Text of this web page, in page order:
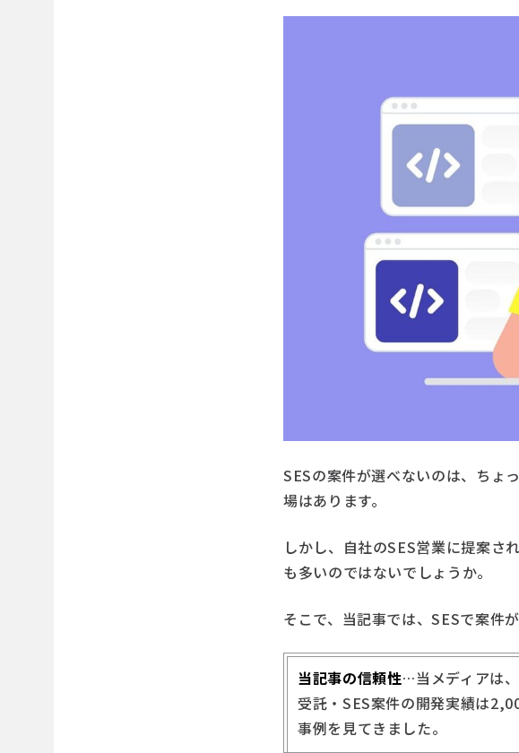
SESの案件が選べないのは、ちょ
場はあります。
しかし、自社のSES営業に提案さ
も多いのではないでしょうか。
そこで、当記事では、SESで案件
当記事の信頼性…当メディアは
受託・SES案件の開発実績は
事例を見てきました。